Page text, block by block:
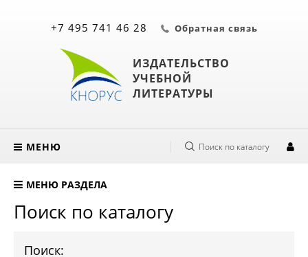
ИЗДАТЕЛЬСТВО
УЧЕБНОЙ
ЛИТЕРАТУРЫ
+7 495 741 46 28 Обратная связь
МЕНЮ Поиск по каталогу
МЕНЮ РАЗДЕЛА
Поиск по каталогу
Поиск: